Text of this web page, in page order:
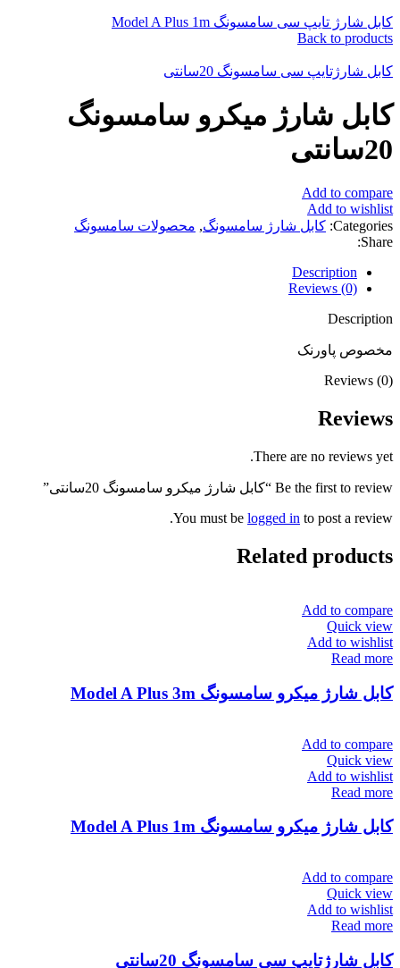
کابل شارژ تایپ سی سامسونگ Model A Plus 1m
Back to products
کابل شارژتایپ سی سامسونگ 20سانتی
کابل شارژ میکرو سامسونگ
20سانتی
Add to compare
Add to wishlist
Categories: کابل شارژ سامسونگ, محصولات سامسونگ
Share:
Description
Reviews (0)
Description
مخصوص پاورنک
Reviews (0)
Reviews
There are no reviews yet.
Be the first to review “کابل شارژ میکرو سامسونگ 20سانتی”
You must be logged in to post a review.
Related products
Add to compare
Quick view
Add to wishlist
Read more
کابل شارژ میکرو سامسونگ Model A Plus 3m
Add to compare
Quick view
Add to wishlist
Read more
کابل شارژ میکرو سامسونگ Model A Plus 1m
Add to compare
Quick view
Add to wishlist
Read more
کابل شارژتایپ سی سامسونگ 20سانتی